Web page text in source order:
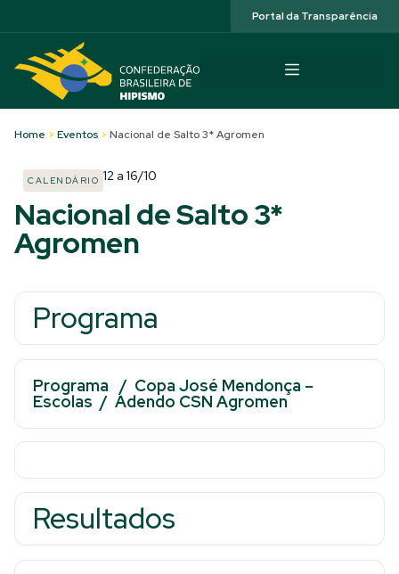
Portal da Transparência
Home > Eventos > Nacional de Salto 3* Agromen
CALENDÁRIO 12 a 16/10
Nacional de Salto 3*
Agromen
Programa
Programa / Copa José Mendonça –
Escolas / Adendo CSN Agromen
Resultados